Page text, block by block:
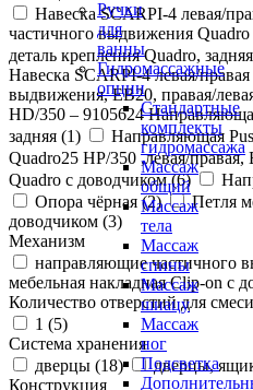
Ручки
для
ванны
Гидромассажные
опции
Стандартные
комплекты
гидромассажа
Массаж
общий
Массаж
тела
Массаж
спины
Массаж
шиацу
Массаж
ног
Подсветка
Навеска SCARPI-4 левая/
частичного выдвижения
деталь крепления Quadro,
Навеска SCARPI-4 левая/
выдвижения, ЕВ20, правая/
HD/350 – 9105624
задняя (1)
Направляющая
Quadro25 НР/350 ,левая/правая,
Quadro с доводчиком (6)
Опора чёрная (2)
Петля
доводчиком (3)
Механизм
направляющие частичного
мебельная накладная Clip-on с
Количество отверстий для
1 (5)
Система хранения
дверцы (18) дверцы,
Конструкция